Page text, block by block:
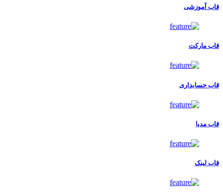
قاب آموزشی
قاب مارکت
قاب حسابداری
قاب مدیا
قاب لینک